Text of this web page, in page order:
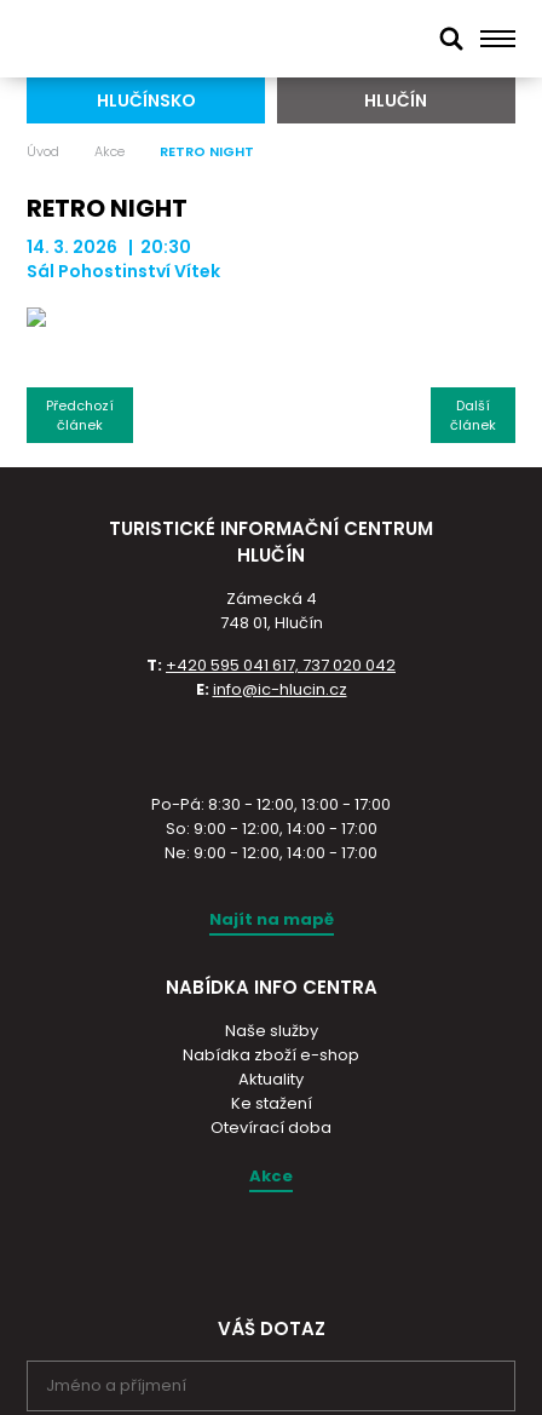
HLUČÍNSKO HLUČÍN
Úvod Akce RETRO NIGHT
RETRO NIGHT
14. 3. 2026 | 20:30
Sál Pohostinství Vítek
Další
článek
Předchozí
článek
TURISTICKÉ INFORMAČNÍ CENTRUM
HLUČÍN
Zámecká 4
748 01, Hlučín
T: +420 595 041 617, 737 020 042
E:info@ic-hlucin.cz
Po-Pá: 8:30 - 12:00, 13:00 - 17:00
So: 9:00 - 12:00, 14:00 - 17:00
Ne: 9:00 - 12:00, 14:00 - 17:00
Najít na mapě
NABÍDKA INFO CENTRA
Naše služby
Nabídka zboží e-shop
Aktuality
Ke stažení
Otevírací doba
Akce
VÁŠ DOTAZ